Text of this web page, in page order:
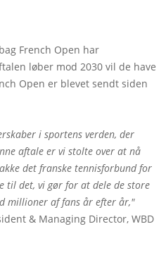
French Open har
løber mod 2030 vil de have
Open er blevet sendt siden
i sportens verden, der
aftale er vi stolte over at nå
det franske tennisforbund for
til det, vi gør for at dele de store
millioner af fans år efter år,"
& Managing Director, WBD